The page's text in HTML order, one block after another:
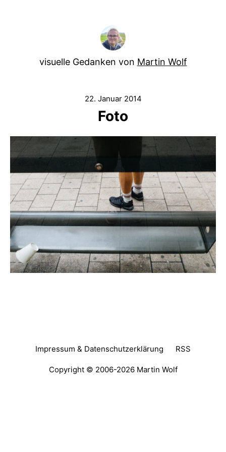
visuelle Gedanken von Martin Wolf
22. Januar 2014
Foto
Impressum & Datenschutzerklärung RSS
Copyright © 2006-2026 Martin Wolf